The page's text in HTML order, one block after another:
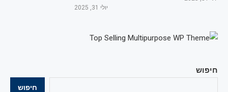
חיפוש
חיפוש
יולי 31, 2025